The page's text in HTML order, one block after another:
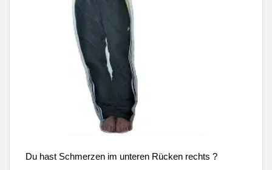
Du hast Schmerzen im unteren Rücken rechts ?